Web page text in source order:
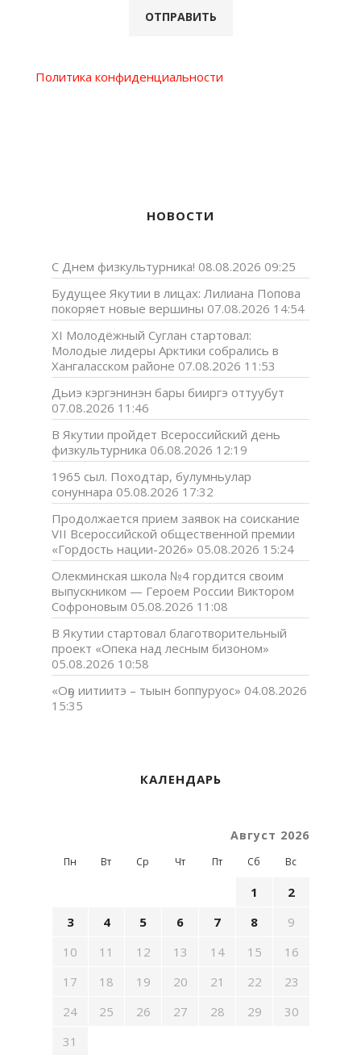
Политика конфиденциальности
НОВОСТИ
С Днем физкультурника! 08.08.2026 09:25
Будущее Якутии в лицах: Лилиана Попова
покоряет новые вершины 07.08.2026 14:54
XI Молодёжный Суглан стартовал:
Молодые лидеры Арктики собрались в
Хангаласском районе 07.08.2026 11:53
Дьиэ кэргэнинэн бары бииргэ оттуубут
07.08.2026 11:46
В Якутии пройдет Всероссийский день
физкультурника 06.08.2026 12:19
1965 сыл. Походтар, булумньулар
сонуннара 05.08.2026 17:32
Продолжается прием заявок на соискание
VII Всероссийской общественной премии
«Гордость нации-2026» 05.08.2026 15:24
Олекминская школа №4 гордится своим
выпускником — Героем России Виктором
Софроновым 05.08.2026 11:08
В Якутии стартовал благотворительный
проект «Опека над лесным бизоном»
05.08.2026 10:58
«Оҕо иитиитэ – тыын боппуруос» 04.08.2026
15:35
КАЛЕНДАРЬ
Август 2026
Пн Вт Ср Чт Пт Сб Вс
1
2
3
4 5 6 7 8
9
10
11 12 13 14 15
16
17
18 19 20 21 22
23
24
25 26 27 28 29
30
31